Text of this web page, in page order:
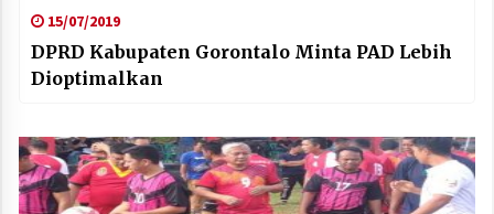
15/07/2019
DPRD Kabupaten Gorontalo Minta PAD Lebih
Dioptimalkan